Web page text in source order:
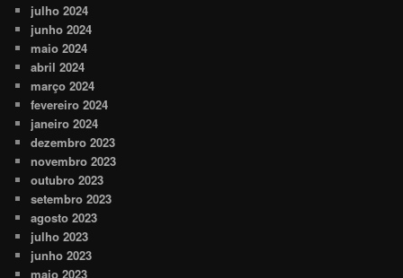
julho 2024
junho 2024
maio 2024
abril 2024
março 2024
fevereiro 2024
janeiro 2024
dezembro 2023
novembro 2023
outubro 2023
setembro 2023
agosto 2023
julho 2023
junho 2023
maio 2023